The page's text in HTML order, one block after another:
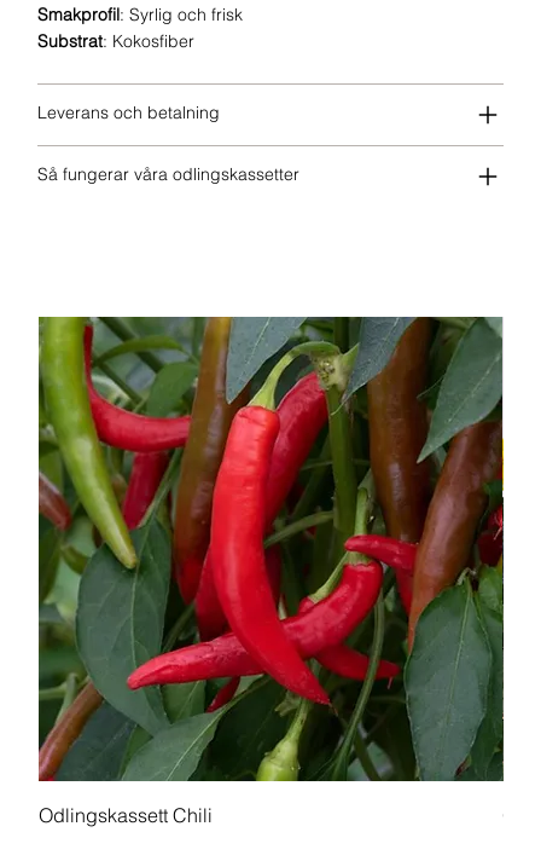
Smakprofil: Syrlig och frisk
Substrat: Kokosfiber
Leverans och betalning
Så fungerar våra odlingskassetter
Odlingskassett Chili